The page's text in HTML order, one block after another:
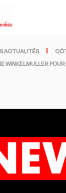
ACTUALITÉS
WINKELMULLER